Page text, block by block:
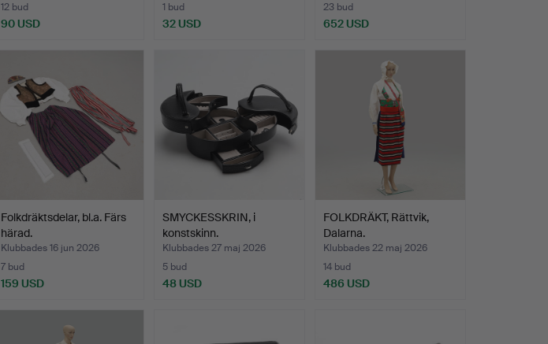
12 bud
90 USD
1 bud
32 USD
23 bud
652 USD
Folkdräktsdelar, bl.a. Färs
härad.
Klubbades 16 jun 2026
7 bud
159 USD
SMYCKESSKRIN, i
konstskinn.
Klubbades 27 maj 2026
5 bud
48 USD
FOLKDRÄKT, Rättvik,
Dalarna.
Klubbades 22 maj 2026
14 bud
486 USD